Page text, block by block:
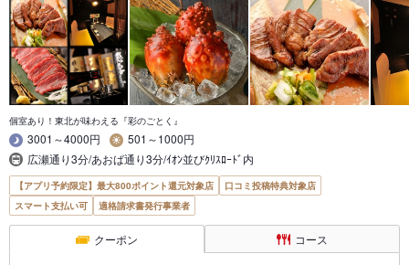
個室あり！東北が味わえる『彩のごとく』
3001～4000円
501～1000円
広瀬通り3分/あおば通り3分/ｲｵﾝ並びｸﾘｽﾛｰﾄﾞ内
【アプリ予約限定】最大800ポイント還元対象店
口コミ投稿特典対象店
スマート支払い可
適格請求書発行事業者
クーポン コース